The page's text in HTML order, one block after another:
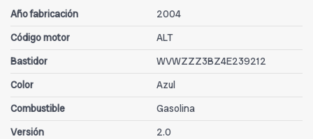
Año fabricación
2004
Código motor
ALT
Bastidor
WVWZZZ3BZ4E239212
Color
Azul
Combustible
Gasolina
Versión
2.0